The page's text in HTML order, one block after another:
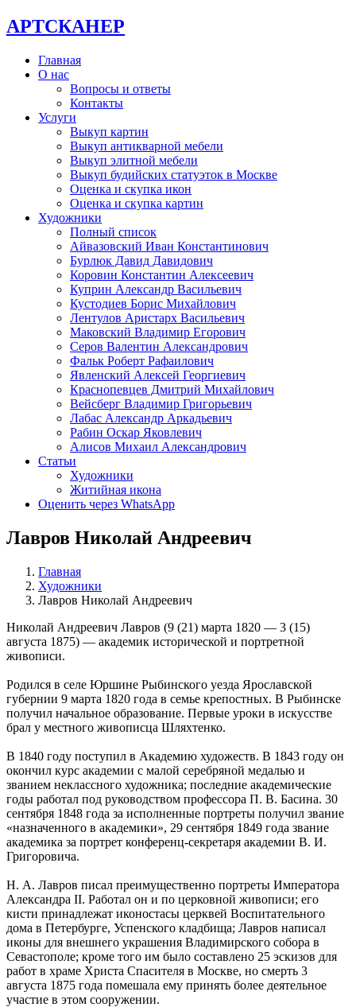
АРТСКАНЕР
Главная
О нас
Вопросы и ответы
Контакты
Услуги
Выкуп картин
Выкуп антикварной мебели
Выкуп элитной мебели
Выкуп будийских статуэток в Москве
Оценка и скупка икон
Оценка и скупка картин
Художники
Полный список
Айвазовский Иван Константинович
Бурлюк Давид Давидович
Коровин Константин Алексеевич
Куприн Александр Васильевич
Кустодиев Борис Михайлович
Лентулов Аристарх Васильевич
Маковский Владимир Егорович
Серов Валентин Александрович
Фальк Роберт Рафаилович
Явленский Алексей Георгиевич
Краснопевцев Дмитрий Михайлович
Вейсберг Владимир Григорьевич
Лабас Александр Аркадьевич
Рабин Оскар Яковлевич
Алисов Михаил Александрович
Статьи
Художники
Житийная икона
Оценить через WhatsApp
Лавров Николай Андреевич
Главная
Художники
Лавров Николай Андреевич
Николай Андреевич Лавров (9 (21) марта 1820 — 3 (15)
августа 1875) — академик исторической и портретной
живописи.
Родился в селе Юршине Рыбинского уезда Ярославской
губернии 9 марта 1820 года в семье крепостных. В Рыбинске
получил начальное образование. Первые уроки в искусстве
брал у местного живописца Шляхтенко.
В 1840 году поступил в Академию художеств. В 1843 году он
окончил курс академии с малой серебряной медалью и
званием неклассного художника; последние академические
годы работал под руководством профессора П. В. Басина. 30
сентября 1848 года за исполненные портреты получил звание
«назначенного в академики», 29 сентября 1849 года звание
академика за портрет конференц-секретаря академии В. И.
Григоровича.
Н. А. Лавров писал преимущественно портреты Императора
Александра II. Работал он и по церковной живописи; его
кисти принадлежат иконостасы церквей Воспитательного
дома в Петербурге, Успенского кладбища; Лавров написал
иконы для внешнего украшения Владимирского собора в
Севастополе; кроме того им было составлено 25 эскизов для
работ в храме Христа Спасителя в Москве, но смерть 3
августа 1875 года помешала ему принять более деятельное
участие в этом сооружении.